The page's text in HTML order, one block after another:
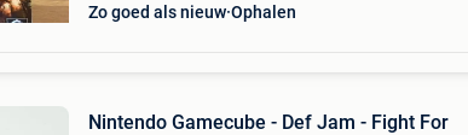
Zo goed als nieuw Ophalen
Nintendo Gamecube - Def Jam - Fight For